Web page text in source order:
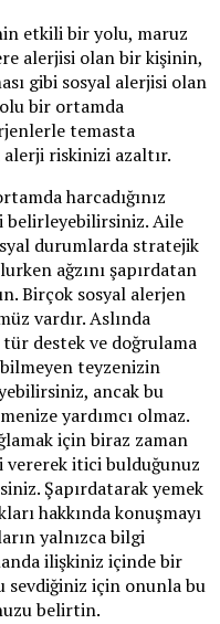
etkili bir yolu, maruz
alerjisi olan bir kişinin,
gibi sosyal alerjisi olan
bir ortamda
temasta
riskinizi azaltır.
harcadığınız
belirleyebilirsiniz. Aile
durumlarda stratejik
ağzını şapırdatan
Birçok sosyal alerjen
vardır. Aslında
destek ve doğrulama
teyzenizin
ancak bu
yardımcı olmaz.
için biraz zaman
vererek itici bulduğunuz
Şapırdatarak yemek
hakkında konuşmayı
yalnızca bilgi
ilişkiniz içinde bir
sevdiğiniz için onunla bu
belirtin.